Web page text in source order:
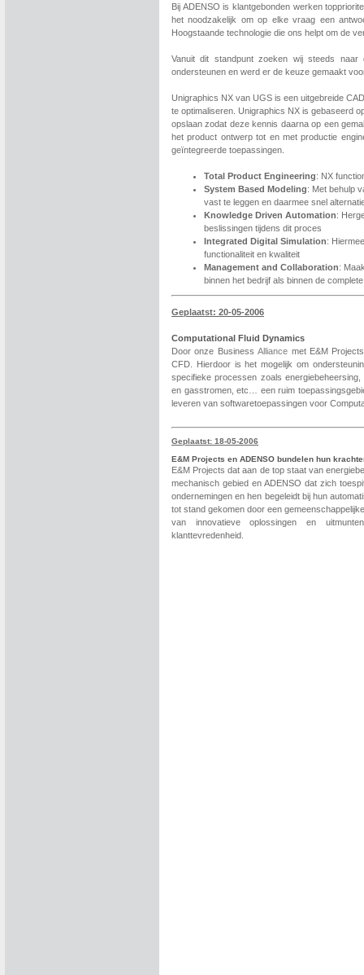
Bij ADENSO is klantgebonden werken
het noodzakelijk om op elke vraag een
Hoogstaande technologie die ons helpt om de
Vanuit dit standpunt zoeken wij steeds
ondersteunen en werd er de keuze gemaakt
Unigraphics NX van UGS is een uitgebreide
te optimaliseren. Unigraphics NX is gebaseerd
opslaan zodat deze kennis daarna op een
het product ontwerp tot en met productie
geïntegreerde toepassingen.
Total Product Engineering: NX
System Based Modeling: Met behulp
vast te leggen en daarmee snel
Knowledge Driven Automation:
beslissingen tijdens dit proces
Integrated Digital Simulation:
functionaliteit en kwaliteit
Management and Collaboration:
binnen het bedrijf als binnen de
Geplaatst: 20-05-2006
Computational Fluid Dynamics
Door onze BusinessAlliance met E&M
CFD. Hierdoor is het mogelijk om
specifieke processen zoals
en gasstromen, etc… een ruim
leveren van softwaretoepassingen voor
Geplaatst: 18-05-2006
E&M Projects en ADENSO bundelen hun
E&M Projects dat aan de top staat van
mechanisch gebied en ADENSO dat zich
ondernemingen en hen begeleidt bij hun
tot stand gekomen door een
van innovatieve oplossingen en
klanttevredenheid.